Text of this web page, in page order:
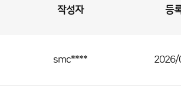
작성자 등
smc**** 2026/